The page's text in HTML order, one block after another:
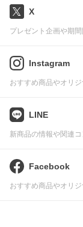
X
プレゼント企画や期
Instagram
おすすめ商品やオリ
LINE
新商品の情報や関連
Facebook
おすすめ商品やオリ